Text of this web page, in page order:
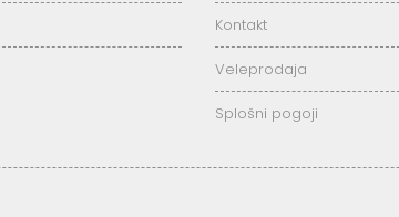
Kontakt
Veleprodaja
Splošni pogoji